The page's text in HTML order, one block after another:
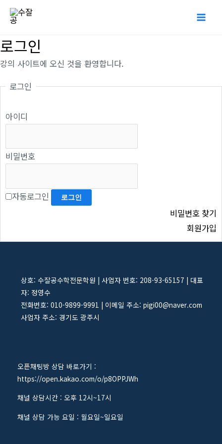
로
건
기
로그인
강의 사이트에 오신 것을 환영합니다.
로그인
아이디
비밀번호
자동로그인
비밀번호 찾기
회원가입
상호: 수잘공수학전문학원 | 사업자 번호: 208-93-65157 | 대표
자: 정영수
전화번호: 010-9899-9991 | 이메일 주소: pigi00@naver.com
사업자 주소: 경기도 광주시
오픈채팅방 상담 바로가기 :
https://open.kakao.com/o/p8OPPJWh
채널 상담시간 : 오후 12시~17시
채널 상담 가능 요일 : 월요일~일요일